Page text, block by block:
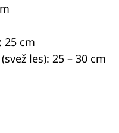
25 cm
les): 25 – 30 cm